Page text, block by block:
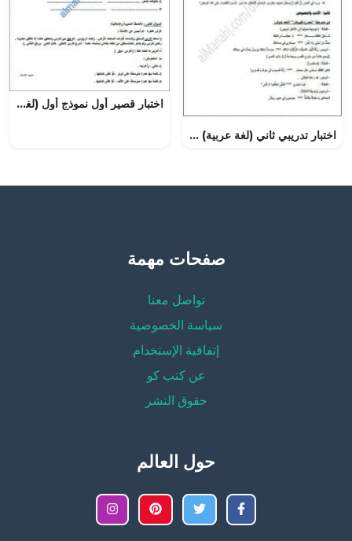
اختبار تدريبي ثاني (لغة عربية) الثاني عشر
اختبار قصير أول نموذج أول (لغة عربية) الثامن
صفحات مهمة
تواصل معنا
سياسة الخصوصية
إتفاقية الإستخدام
عن كتب كو
حقوق النشر
حول العالم